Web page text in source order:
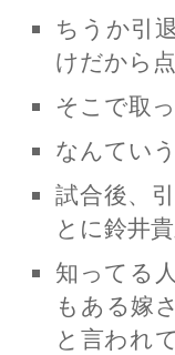
ちうか引
けだから
そこで取
なんてい
試合後、
とに鈴井
知ってる
もある嫁
と言われ